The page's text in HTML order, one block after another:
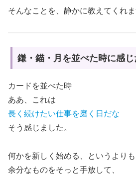
そんなことを、静かに教えてくれま
鎌・錨・月を並べた時に感じ
カードを並べた時
ああ、これは
長く続けたい仕事を磨く日だな
そう感じました。
何かを新しく始める、というよりも
余分なものをそっと手放して、